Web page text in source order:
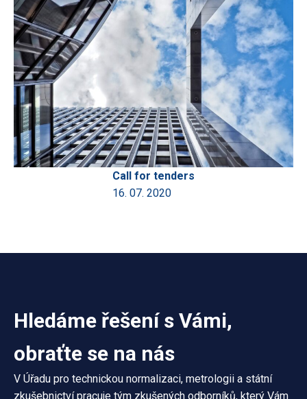
Call for tenders
16. 07. 2020
Hledáme řešení s Vámi,
obraťte se na nás
V Úřadu pro technickou normalizaci, metrologii a státní
zkušebnictví pracuje tým zkušených odborníků, který Vám